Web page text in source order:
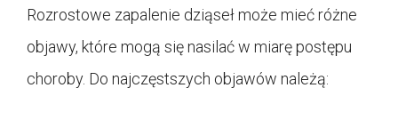
Rozrostowe zapalenie dziąseł może mieć różne
objawy, które mogą się nasilać w miarę postępu
choroby. Do najczęstszych objawów należą: